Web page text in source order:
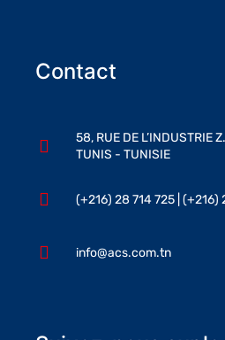
Contact
58, RUE DE L’INDUSTRIE
TUNIS - TUNISIE
(+216) 28 714 725 |
info@acs.com.tn